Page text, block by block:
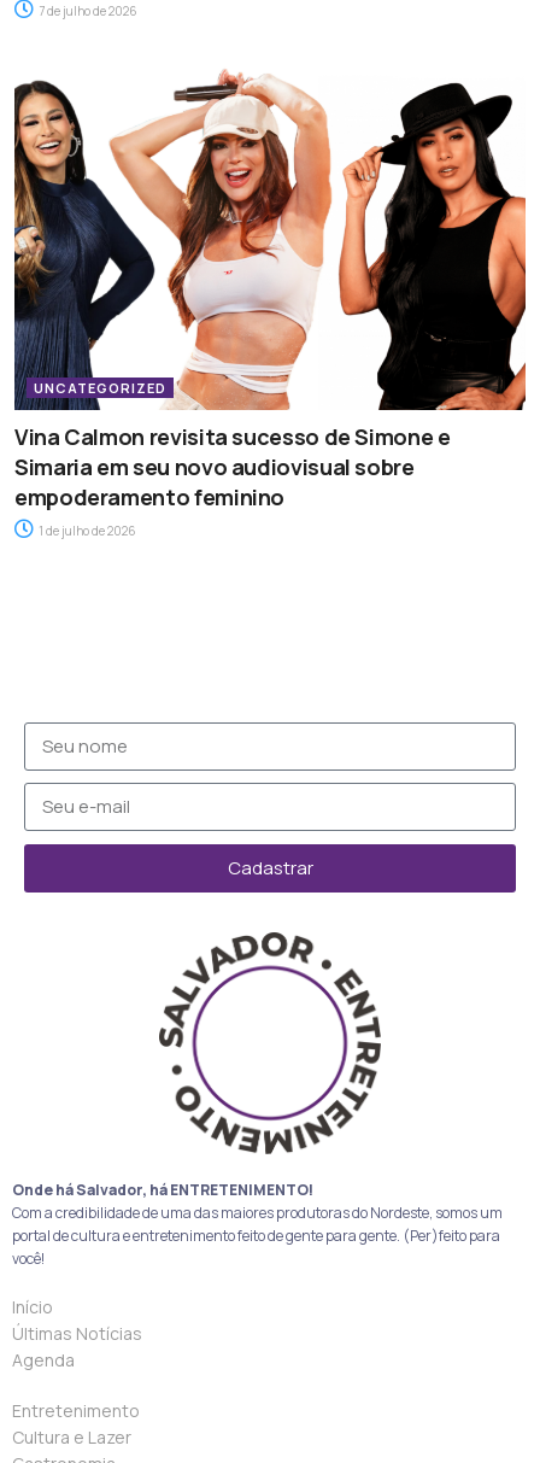
7 de julho de 2026
UNCATEGORIZED
Vina Calmon revisita sucesso de Simone e
Simaria em seu novo audiovisual sobre
empoderamento feminino
1 de julho de 2026
Cadastrar
Onde há Salvador, há ENTRETENIMENTO!
Com a credibilidade de uma das maiores produtoras do Nordeste, somos um
portal de cultura e entretenimento feito de gente para gente. (Per)feito para
você!
Início
Últimas Notícias
Agenda
Entretenimento
Cultura e Lazer